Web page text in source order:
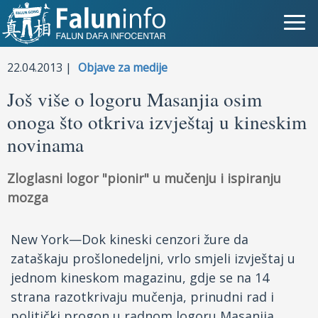
Šta je Falun Gong?
Zašto progon?
Objave za medije
Slike
TV
Kontakt
22.04.2013 | Objave za medije
Još više o logoru Masanjia osim
onoga što otkriva izvještaj u kineskim
novinama
Zloglasni logor "pionir" u mučenju i ispiranju
mozga
New York—Dok kineski cenzori žure da
zataškaju prošlonedeljni, vrlo smjeli izvještaj u
jednom kineskom magazinu, gdje se na 14
strana razotkrivaju mučenja, prinudni rad i